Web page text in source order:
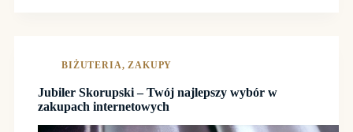
BIŻUTERIA, ZAKUPY
Jubiler Skorupski – Twój najlepszy wybór w
zakupach internetowych